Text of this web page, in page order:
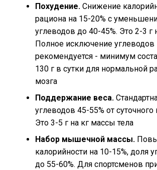
Похудение. Снижение
рациона на 15-20% с
углеводов до 40-45%. Это 2-3 г
Полное исключение углеводов
рекомендуется - минимум
130 г в сутки для нормальной
мозга
Поддержание веса.
углеводов 45-55% от суточного
Это 3-5 г на кг массы тела
Набор мышечной массы.
калорийности на 10-15%, доля
до 55-60%. Для спортсменов